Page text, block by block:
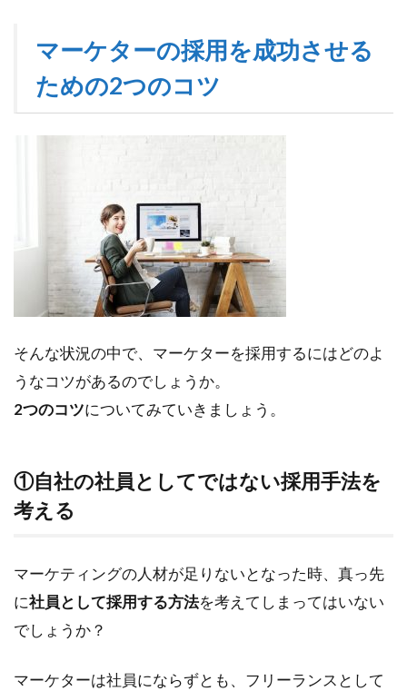
マーケターの採用を成功させる
ための2つのコツ
そんな状況の中で、マーケターを採用するにはどのよ
うなコツがあるのでしょうか。
2つのコツについてみていきましょう。
①自社の社員としてではない採用手法を
考える
マーケティングの人材が足りないとなった時、真っ先
に社員として採用する方法を考えてしまってはいない
でしょうか？
マーケターは社員にならずとも、フリーランスとして